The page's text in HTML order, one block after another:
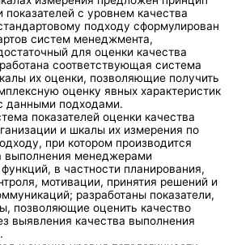
показателей с уровнем качества
подходу сформулирован
систем менеджмента,
для оценки качества
соответствующая система
их оценки, позволяющие получить
оценку явных характеристик
данными подходами.
показателей оценки качества
и шкалы их измерения по
при котором производится
выполнения менеджерами
в частности планирования,
мотивации, принятия решений и
разработаны показатели,
позволяющие оценить качество
выявления качества выполнения